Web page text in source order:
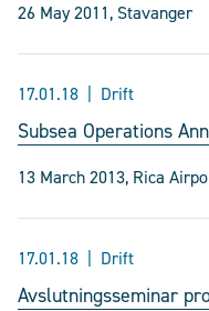
26 May 2011, Stavanger
17.01.18 Drift
Subsea Operations
13 March 2013, Rica
17.01.18 Drift
Avslutningsseminar